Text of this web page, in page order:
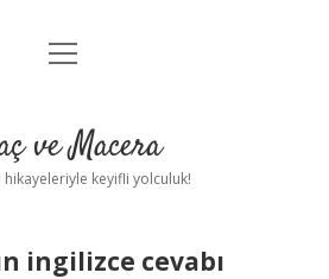
Anasayfa
Yasal Uyarı
menüyü
ve Macera
keyifli yolculuk!
ingilizce cevabı